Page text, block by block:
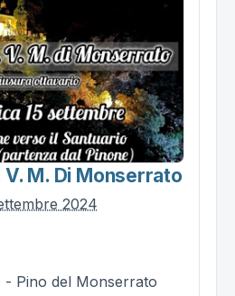
V. M. Di Monserrato
2024
Pino del Monserrato